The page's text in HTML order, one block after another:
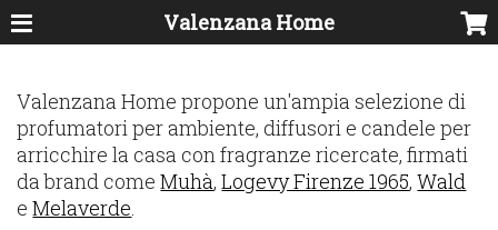
Valenzana Home
Valenzana Home propone un'ampia selezione di
profumatori per ambiente, diffusori e candele per
arricchire la casa con fragranze ricercate, firmati
da brand comeMuhà,Logevy Firenze 1965,Wald
eMelaverde